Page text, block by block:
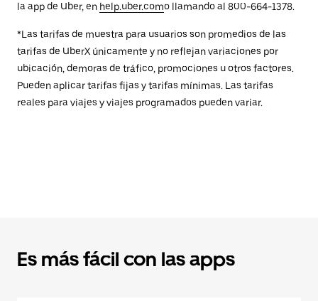
la app de Uber, en help.uber.como llamando al 800-664-1378.
*Las tarifas de muestra para usuarios son promedios de las
tarifas de UberX únicamente y no reflejan variaciones por
ubicación, demoras de tráfico, promociones u otros factores.
Pueden aplicar tarifas fijas y tarifas mínimas. Las tarifas
reales para viajes y viajes programados pueden variar.
Es más fácil con las apps